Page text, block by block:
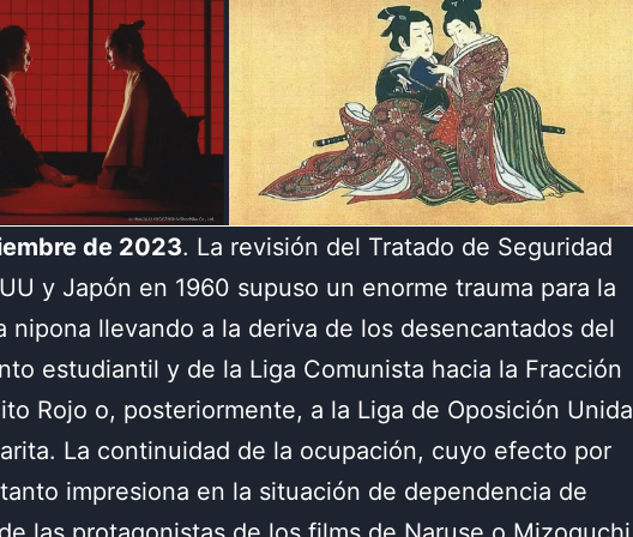
de 2023. La revisión del Tratado de Seguridad
y Japón en 1960 supuso un enorme trauma para la
nipona llevando a la deriva de los desencantados del
estudiantil y de la Liga Comunista hacia la Fracción
Rojo o, posteriormente, a la Liga de Oposición Unida
La continuidad de la ocupación, cuyo efecto por
impresiona en la situación de dependencia de